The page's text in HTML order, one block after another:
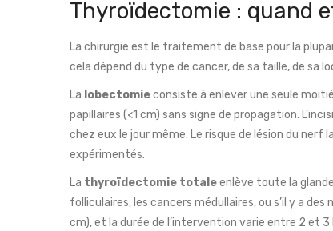
Thyroïdectomie : quand
La chirurgie est le traitement de base pour la
cela dépend du type de cancer, de sa taille, de sa
La lobectomieconsiste à enlever une seule
papillaires (<1 cm) sans signe de propagation.
chez eux le jour même. Le risque de lésion du nerf
expérimentés.
La thyroïdectomie totaleenlève toute la
folliculaires, les cancers médullaires, ou s’il y a
cm), et la durée de l’intervention varie entre 2 et 3